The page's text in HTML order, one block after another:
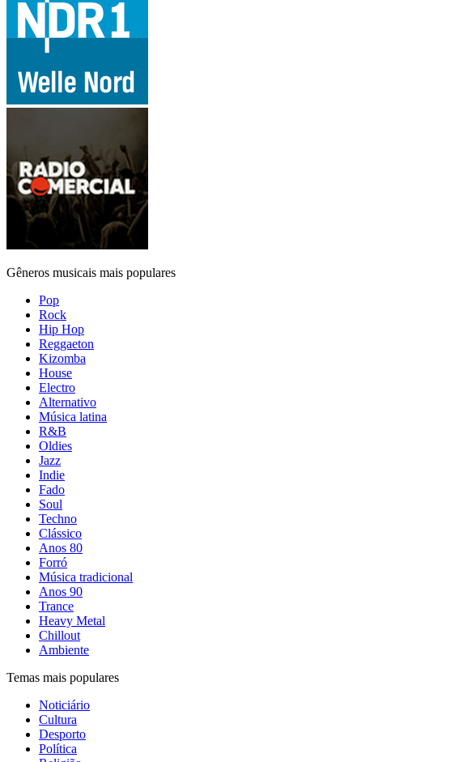
Gêneros musicais mais populares
Pop
Rock
Hip Hop
Reggaeton
Kizomba
House
Electro
Alternativo
Música latina
R&B
Oldies
Jazz
Indie
Fado
Soul
Techno
Clássico
Anos 80
Forró
Música tradicional
Anos 90
Trance
Heavy Metal
Chillout
Ambiente
Temas mais populares
Noticiário
Cultura
Desporto
Política